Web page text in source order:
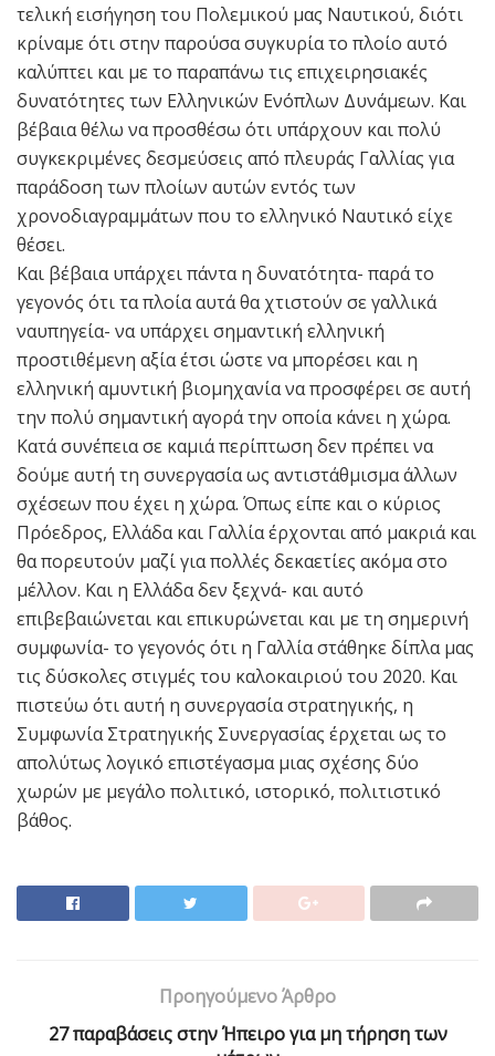
τελική εισήγηση του Πολεμικού μας Ναυτικού, διότι
κρίναμε ότι στην παρούσα συγκυρία το πλοίο αυτό
καλύπτει και με το παραπάνω τις επιχειρησιακές
δυνατότητες των Ελληνικών Ενόπλων Δυνάμεων. Και
βέβαια θέλω να προσθέσω ότι υπάρχουν και πολύ
συγκεκριμένες δεσμεύσεις από πλευράς Γαλλίας για
παράδοση των πλοίων αυτών εντός των
χρονοδιαγραμμάτων που το ελληνικό Ναυτικό είχε
θέσει.
Και βέβαια υπάρχει πάντα η δυνατότητα- παρά το
γεγονός ότι τα πλοία αυτά θα χτιστούν σε γαλλικά
ναυπηγεία- να υπάρχει σημαντική ελληνική
προστιθέμενη αξία έτσι ώστε να μπορέσει και η
ελληνική αμυντική βιομηχανία να προσφέρει σε αυτή
την πολύ σημαντική αγορά την οποία κάνει η χώρα.
Κατά συνέπεια σε καμιά περίπτωση δεν πρέπει να
δούμε αυτή τη συνεργασία ως αντιστάθμισμα άλλων
σχέσεων που έχει η χώρα. Όπως είπε και ο κύριος
Πρόεδρος, Ελλάδα και Γαλλία έρχονται από μακριά και
θα πορευτούν μαζί για πολλές δεκαετίες ακόμα στο
μέλλον. Και η Ελλάδα δεν ξεχνά- και αυτό
επιβεβαιώνεται και επικυρώνεται και με τη σημερινή
συμφωνία- το γεγονός ότι η Γαλλία στάθηκε δίπλα μας
τις δύσκολες στιγμές του καλοκαιριού του 2020. Και
πιστεύω ότι αυτή η συνεργασία στρατηγικής, η
Συμφωνία Στρατηγικής Συνεργασίας έρχεται ως το
απολύτως λογικό επιστέγασμα μιας σχέσης δύο
χωρών με μεγάλο πολιτικό, ιστορικό, πολιτιστικό
βάθος.
Προηγούμενο Άρθρο
27 παραβάσεις στην Ήπειρο για μη τήρηση των